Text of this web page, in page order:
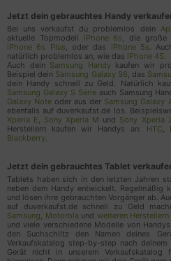
Jetzt dein gebrauchtes Handy
Bei uns verkaufst du problemlos dein
aktuelle Topmodell
iPhone 6s , die große
iPhone 6s Plus , oder das iPhone 5s .
natürlich problemlos an, wie das iPhone 4S
Auch dein Samsung Handykaufen wir
Beispiel dein Samsung Galaxy S6 , das
dein Handy schnell zu Geld. Natürlich
Samsung Galaxy S Serie auch Samsung
Galaxy Note oder aus der Samsung Galaxy
ebenfalls auf duverkaufst.de los.
Xperia E
Sony Xperia M und Sony Xperia
Herstellern kaufen wir Handys an:
HTC
Blackberry
Jetzt dein gebrauchtes Tablet
Tablets haben sich in den letzten Jahren
neben dem Handy entwickelt. Regelmäßig
und lösen ihre gebrauchten Vorgänger ab.
auf duverkaufst.de schnell zu Geld
Samsung
Motorola und weiteren Herstellern
und viele verschiedene Modelle von
den Suchschlitz den Namen deines
Verkaufskatalog step-by-step nach deinem
Gerät nicht in unserem
Angeklickte Links zu
Benutzer-ID
IP Adresse
Seitengeschwindigkeit
Seiten-URL
Anzahl der
Benutzer-Agent
Browser Informationen
Zeitzone
Zeitpunkt des ersten
Datum uns Uhrzeit des
Seitentitel
Referrer URL
Nutzungsdaten
Geräteinformationen
Geografischer Standort